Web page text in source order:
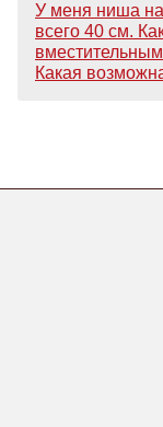
У меня ниша
всего 40 см.
Какая